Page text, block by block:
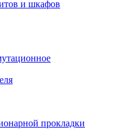
и шкафов
прокладки